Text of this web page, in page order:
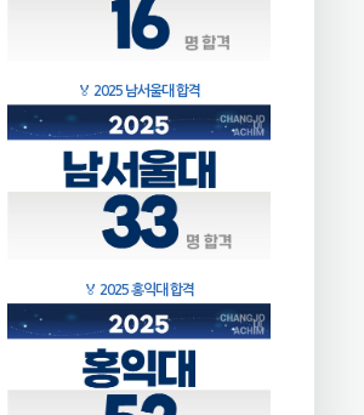
🏅 2025 남서울대 합격
🏅 2025 홍익대 합격